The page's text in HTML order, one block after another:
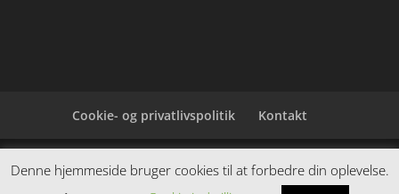
Cookie- og privatlivspolitik Kontakt
Denne hjemmeside samler et bredt udvalg af
spændende varer. Siden er et affiiliatesite, og nogle
Denne hjemmeside bruger cookies til at forbedre din oplevelse.